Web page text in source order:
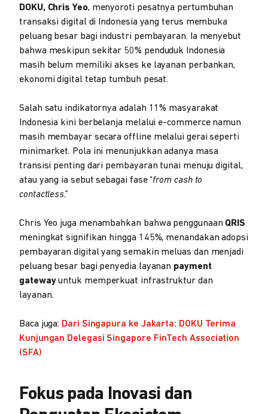
DOKU, Chris Yeo, menyoroti pesatnya pertumbuhan
transaksi digital di Indonesia yang terus membuka
peluang besar bagi industri pembayaran. Ia menyebut
bahwa meskipun sekitar 50% penduduk Indonesia
masih belum memiliki akses ke layanan perbankan,
ekonomi digital tetap tumbuh pesat.
Salah satu indikatornya adalah 11% masyarakat
Indonesia kini berbelanja melalui e-commerce namun
masih membayar secara offline melalui gerai seperti
minimarket. Pola ini menunjukkan adanya masa
transisi penting dari pembayaran tunai menuju digital,
atau yang ia sebut sebagai fase “from cash to
contactless.”
Chris Yeo juga menambahkan bahwa penggunaan QRIS
meningkat signifikan hingga 145%, menandakan adopsi
pembayaran digital yang semakin meluas dan menjadi
peluang besar bagi penyedia layanan payment
gatewayuntuk memperkuat infrastruktur dan
layanan.
Baca juga: Dari Singapura ke Jakarta: DOKU Terima
Kunjungan Delegasi Singapore FinTech Association
(SFA)
Fokus pada Inovasi dan